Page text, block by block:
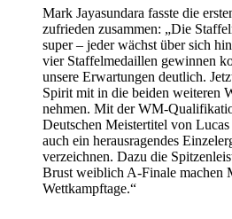
Mark Jayasundara fasste die
zufrieden zusammen: „Die
super – jeder wächst über sich
vier Staffelmedaillen gewinnen
unsere Erwartungen deutlich.
Spirit mit in die beiden weiteren
nehmen. Mit der WM-
Deutschen Meistertitel von
auch ein herausragendes
verzeichnen. Dazu die
Brust weiblich A-Finale machen
Wettkampftage.“